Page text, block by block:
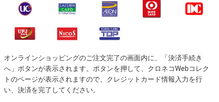
オンラインショッピングのご注文完了の画面内に、「決済手続き
へ」ボタンが表示されます。ボタンを押して、クロネコWebコレク
トのページが表示されますので、クレジットカード情報入力を行
い、決済を完了してください。